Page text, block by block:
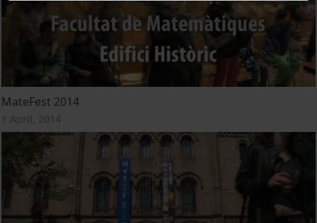
MateFest 2014
1 April, 2014